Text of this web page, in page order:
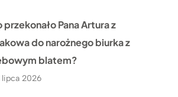
przekonało Pana Artura z
do narożnego biurka z
blatem?
2026